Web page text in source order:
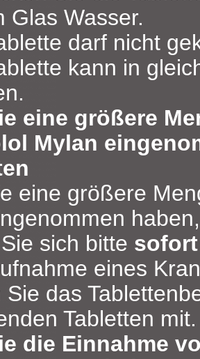
Glas Wasser.
darf nicht
kann in
eine größere
Mylan
eine größere
sich bitte sofort
eines
Sie das
Tabletten mit.
die Einnahme